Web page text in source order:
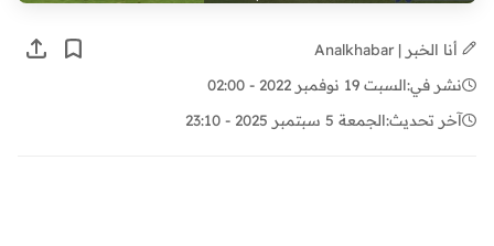
أنا الخبر | Analkhabar
نشر في:السبت 19 نوفمبر 2022 - 02:00
آخر تحديث:الجمعة 5 سبتمبر 2025 - 23:10